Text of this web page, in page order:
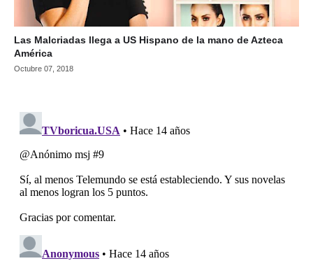
Las Malcriadas llega a US Hispano de la mano de Azteca
América
Octubre 07, 2018